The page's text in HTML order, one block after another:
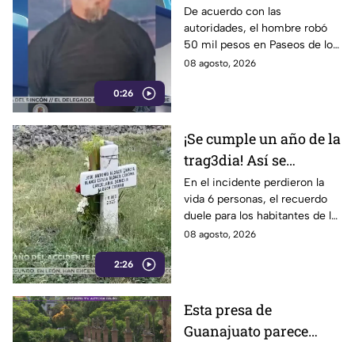
0:26
un presunto
responsable de asaltar
a su víctima en León
De acuerdo con las
autoridades, el hombre robó
50 mil pesos en Paseos de los
Insurgentes
08 agosto, 2026
2:26
¡Se cumple un año de la
trag3dia! Así se
recuerda el fuerte
accidente de un tren en
Irapuato
En el incidente perdieron la
vida 6 personas, el recuerdo
duele para los habitantes de la
localidad.
08 agosto, 2026
Esta presa de
Guanajuato parece